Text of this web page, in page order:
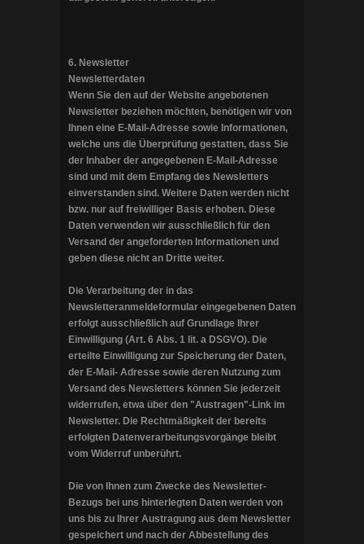
6. Newsletter
Newsletterdaten
Wenn Sie den auf der Website angebotenen
Newsletter beziehen möchten, benötigen wir von
Ihnen eine E-Mail-Adresse sowie Informationen,
welche uns die Überprüfung gestatten, dass Sie
der Inhaber der angegebenen E-Mail-Adresse
sind und mit dem Empfang des Newsletters
einverstanden sind. Weitere Daten werden nicht
bzw. nur auf freiwilliger Basis erhoben. Diese
Daten verwenden wir ausschließlich für den
Versand der angeforderten Informationen und
geben diese nicht an Dritte weiter.
Die Verarbeitung der in das
Newsletteranmeldeformular eingegebenen Daten
erfolgt ausschließlich auf Grundlage Ihrer
Einwilligung (Art. 6 Abs. 1 lit. a DSGVO). Die
erteilte Einwilligung zur Speicherung der Daten,
der E-Mail- Adresse sowie deren Nutzung zum
Versand des Newsletters können Sie jederzeit
widerrufen, etwa über den "Austragen"-Link im
Newsletter. Die Rechtmäßigkeit der bereits
erfolgten Datenverarbeitungsvorgänge bleibt
vom Widerruf unberührt.
Die von Ihnen zum Zwecke des Newsletter-
Bezugs bei uns hinterlegten Daten werden von
uns bis zu Ihrer Austragung aus dem Newsletter
gespeichert und nach der Abbestellung des